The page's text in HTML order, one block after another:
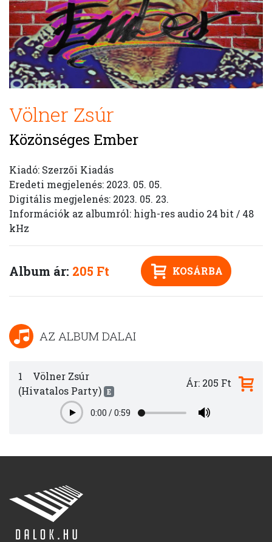
Völner Zsúr
Közönséges Ember
Kiadó: Szerzői Kiadás
Eredeti megjelenés: 2023. 05. 05.
Digitális megjelenés: 2023. 05. 23.
Információk az albumról: high-res audio 24 bit / 48
kHz
Album ár: 205 Ft KOSÁRBA
AZ ALBUM DALAI
1
Völner Zsúr
(Hivatalos Party) E
Play0:00 /0:59
Ár: 205 Ft